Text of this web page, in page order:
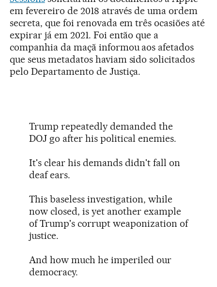
em fevereiro de 2018 através de uma ordem
secreta, que foi renovada em três ocasiões até
expirar já em 2021. Foi então que a
companhia da maçã informou aos afetados
que seus metadatos haviam sido solicitados
pelo Departamento de Justiça.
Trump repeatedly demanded the
DOJ go after his political enemies.
It's clear his demands didn't fall on
deaf ears.
This baseless investigation, while
now closed, is yet another example
of Trump's corrupt weaponization of
justice.
And how much he imperiled our
democracy.